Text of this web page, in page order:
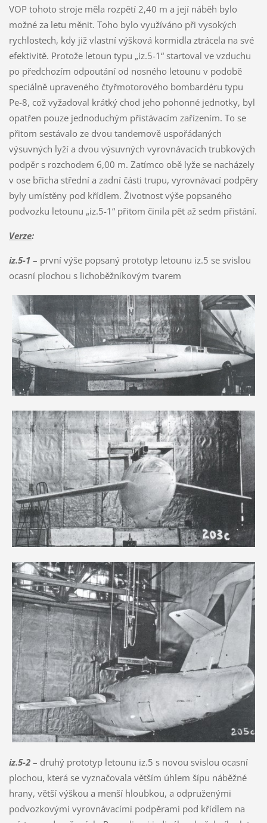
VOP tohoto stroje měla rozpětí 2,40 m a její náběh bylo
možné za letu měnit. Toho bylo využíváno při vysokých
rychlostech, kdy již vlastní výšková kormidla ztrácela na své
efektivitě. Protože letoun typu „iz.5-1“ startoval ve vzduchu
po předchozím odpoutání od nosného letounu v podobě
speciálně upraveného čtyřmotorového bombardéru typu
Pe-8, což vyžadoval krátký chod jeho pohonné jednotky, byl
opatřen pouze jednoduchým přistávacím zařízením. To se
přitom sestávalo ze dvou tandemově uspořádaných
výsuvných lyží a dvou výsuvných vyrovnávacích trubkových
podpěr s rozchodem 6,00 m. Zatímco obě lyže se nacházely
v ose břicha střední a zadní části trupu, vyrovnávací podpěry
byly umístěny pod křídlem. Životnost výše popsaného
podvozku letounu „iz.5-1“ přitom činila pět až sedm přistání.
Verze:
iz.5-1– první výše popsaný prototyp letounu iz.5 se svislou
ocasní plochou s lichoběžníkovým tvarem
iz.5-2– druhý prototyp letounu iz.5 s novou svislou ocasní
plochou, která se vyznačovala větším úhlem šípu náběžné
hrany, větší výškou a menší hloubkou, a odpruženými
podvozkovými vyrovnávacími podpěrami pod křídlem na